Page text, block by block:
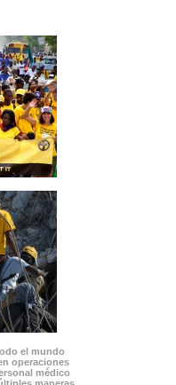
el mundo
operaciones
médico